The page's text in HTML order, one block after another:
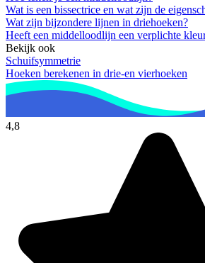
Wat is een bissectrice en wat zijn de
Wat zijn bijzondere lijnen in driehoeken?
Heeft een middelloodlijn een verplichte
Bekijk ook
Schuifsymmetrie
Hoeken berekenen in drie-en vierhoeken
4,8